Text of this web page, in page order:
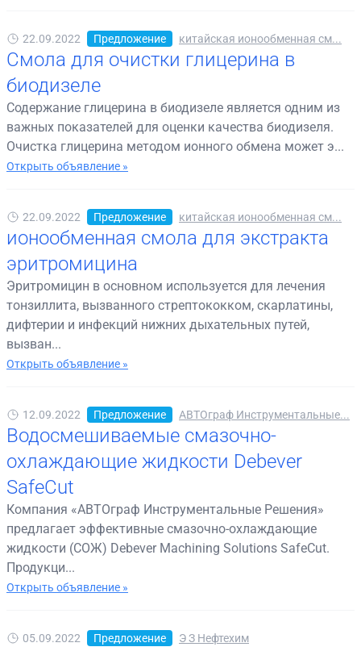
22.09.2022 Предложение китайская ионообменная см...
Смола для очистки глицерина в
биодизеле
Содержание глицерина в биодизеле является одним из
важных показателей для оценки качества биодизеля.
Очистка глицерина методом ионного обмена может э...
Открыть объявление »
22.09.2022 Предложение китайская ионообменная см...
ионообменная смола для экстракта
эритромицина
Эритромицин в основном используется для лечения
тонзиллита, вызванного стрептококком, скарлатины,
дифтерии и инфекций нижних дыхательных путей,
вызван...
Открыть объявление »
12.09.2022 Предложение АВТОграф Инструментальные...
Водосмешиваемые смазочно-
охлаждающие жидкости Debever
SafeCut
Компания «АВТОграф Инструментальные Решения»
предлагает эффективные смазочно-охлаждающие
жидкости (СОЖ) Debever Machining Solutions SafeCut.
Продукци...
Открыть объявление »
05.09.2022 Предложение Э З Нефтехим